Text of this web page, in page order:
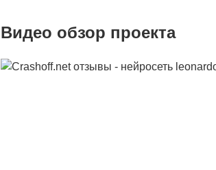
Видео обзор проекта